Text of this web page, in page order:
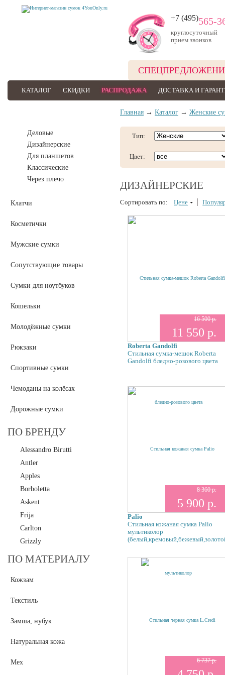
+7 (495)565-
круглосуточный
прием звонков
КАТАЛОГ СКИДКИ РАСПРОДАЖА ДОСТАВКА И
Деловые
Дизайнерские
Для планшетов
Классические
Через плечо
Клатчи
Косметички
Мужские сумки
Сопутствующие товары
Сумки для ноутбуков
Кошельки
Молодёжные сумки
Рюкзаки
Спортивные сумки
Чемоданы на колёсах
Дорожные сумки
ПО БРЕНДУ
Alessandro Birutti
Antler
Apples
Borboletta
Askent
Frija
Carlton
Grizzly
Polar
Mia Sofia
L.Credi
Tifannie
ПО МАТЕРИАЛУ
Кожзам
Текстиль
Замша, нубук
Натуральная кожа
Мех
Главная → Каталог → Женские
Тип:
Цвет:
ДИЗАЙНЕРСКИЕ
Сортировать по: Цене
16 500 р.
11 550 р.
Roberta Gandolfi
Стильная сумка-мешок Roberta
Gandolfi бледно-розового цвета
8 360 р.
5 900 р.
Palio
Стильная кожаная сумка Palio
мультиколор
6 737 р.